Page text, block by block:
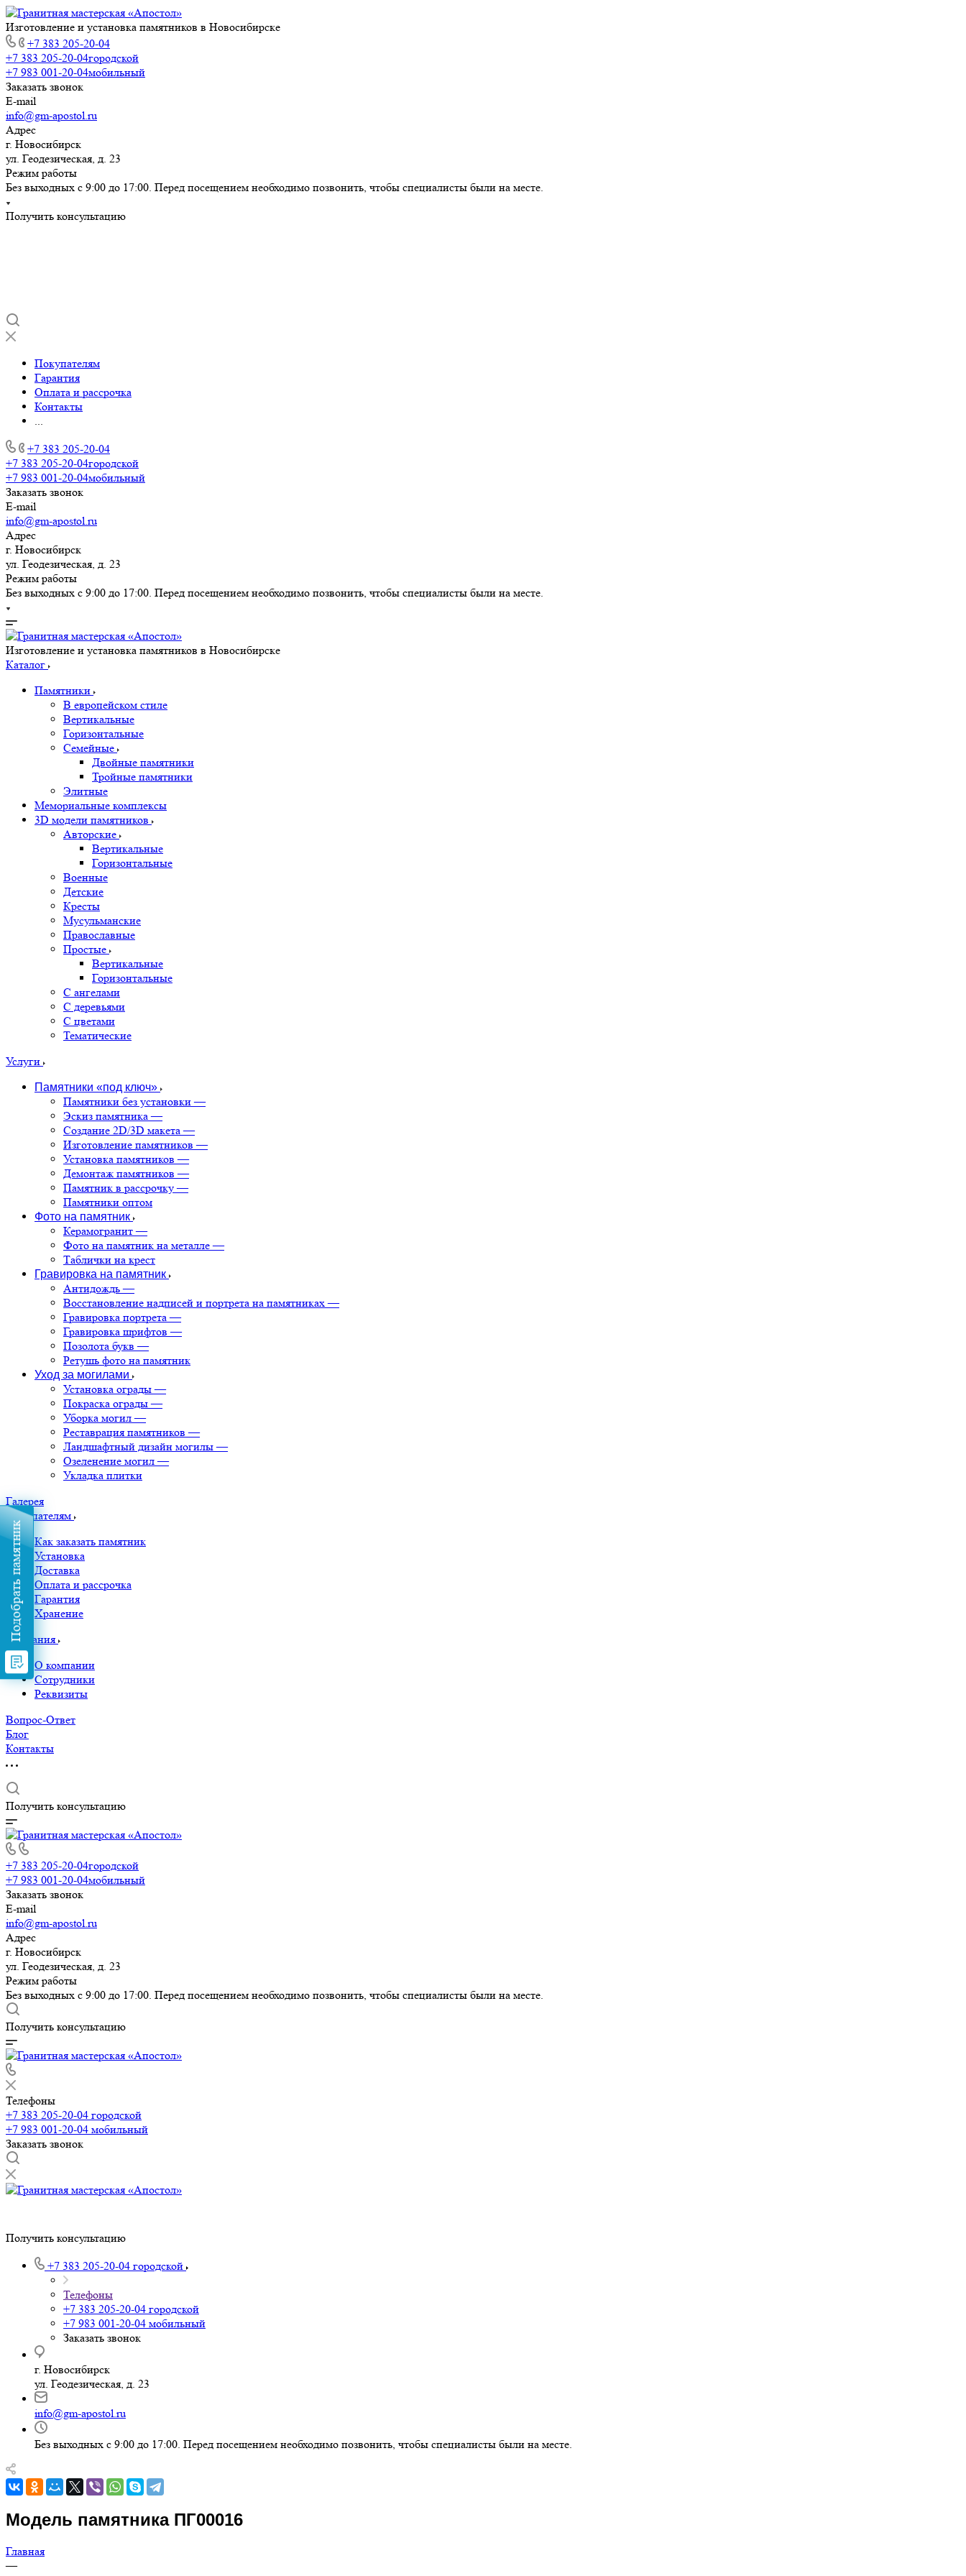
Подобрать памятник
Изготовление и установка памятников в Новосибирске
+7 383 205-20-04
+7 383 205-20-04городской
+7 983 001-20-04мобильный
Заказать звонок
E-mail
info@gm-apostol.ru
Адрес
г. Новосибирск
ул. Геодезическая, д. 23
Режим работы
Без выходных с 9:00 до 17:00. Перед посещением необходимо позвонить, чтобы специалисты были на месте.
Получить консультацию
Покупателям
Гарантия
Оплата и рассрочка
Контакты
...
+7 383 205-20-04
+7 383 205-20-04городской
+7 983 001-20-04мобильный
Заказать звонок
E-mail
info@gm-apostol.ru
Адрес
г. Новосибирск
ул. Геодезическая, д. 23
Режим работы
Без выходных с 9:00 до 17:00. Перед посещением необходимо позвонить, чтобы специалисты были на месте.
Изготовление и установка памятников в Новосибирске
Каталог
Памятники
В европейском стиле
Вертикальные
Горизонтальные
Семейные
Двойные памятники
Тройные памятники
Элитные
Мемориальные комплексы
3D модели памятников
Авторские
Вертикальные
Горизонтальные
Военные
Детские
Кресты
Мусульманские
Православные
Простые
Вертикальные
Горизонтальные
С ангелами
С деревьями
С цветами
Тематические
Услуги
Памятники «под ключ»
Памятники без установки —
Эскиз памятника —
Создание 2D/3D макета —
Изготовление памятников —
Установка памятников —
Демонтаж памятников —
Памятник в рассрочку —
Памятники оптом
Фото на памятник
Керамогранит —
Фото на памятник на металле —
Таблички на крест
Гравировка на памятник
Антидождь —
Восстановление надписей и портрета на памятниках —
Гравировка портрета —
Гравировка шрифтов —
Позолота букв —
Ретушь фото на памятник
Уход за могилами
Установка ограды —
Покраска ограды —
Уборка могил —
Реставрация памятников —
Ландшафтный дизайн могилы —
Озеленение могил —
Укладка плитки
Галерея
Покупателям
Как заказать памятник
Установка
Доставка
Оплата и рассрочка
Гарантия
Хранение
Компания
О компании
Сотрудники
Реквизиты
Вопрос-Ответ
Блог
Контакты
Получить консультацию
+7 383 205-20-04городской
+7 983 001-20-04мобильный
Заказать звонок
E-mail
info@gm-apostol.ru
Адрес
г. Новосибирск
ул. Геодезическая, д. 23
Режим работы
Без выходных с 9:00 до 17:00. Перед посещением необходимо позвонить, чтобы специалисты были на месте.
Получить консультацию
Телефоны
+7 383 205-20-04 городской
+7 983 001-20-04 мобильный
Заказать звонок
Получить консультацию
+7 383 205-20-04 городской
Телефоны
+7 383 205-20-04 городской
+7 983 001-20-04 мобильный
Заказать звонок
г. Новосибирск
ул. Геодезическая, д. 23
info@gm-apostol.ru
Без выходных с 9:00 до 17:00. Перед посещением необходимо позвонить, чтобы специалисты были на месте.
Модель памятника ПГ00016
Главная
—